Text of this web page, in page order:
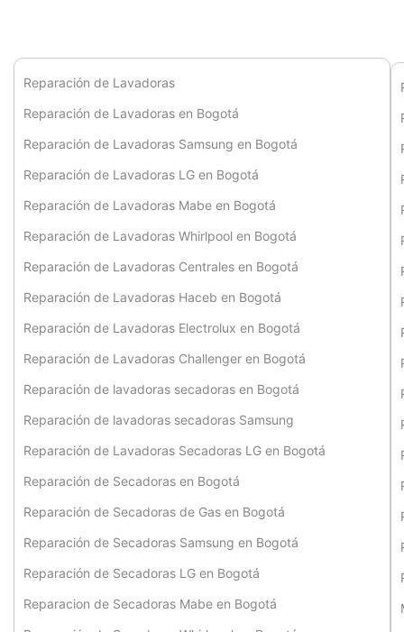
Reparación de Lavadoras
Reparación de Lavadoras en Bogotá
Reparación de Lavadoras Samsung en Bogotá
Reparación de Lavadoras LG en Bogotá
Reparación de Lavadoras Mabe en Bogotá
Reparación de Lavadoras Whirlpool en Bogotá
Reparación de Lavadoras Centrales en Bogotá
Reparación de Lavadoras Haceb en Bogotá
Reparación de Lavadoras Electrolux en Bogotá
Reparación de Lavadoras Challenger en Bogotá
Reparación de lavadoras secadoras en Bogotá
Reparación de lavadoras secadoras Samsung
Reparación de Lavadoras Secadoras LG en Bogotá
Reparación de Secadoras en Bogotá
Reparación de Secadoras de Gas en Bogotá
Reparación de Secadoras Samsung en Bogotá
Reparación de Secadoras LG en Bogotá
Reparacion de Secadoras Mabe en Bogotá